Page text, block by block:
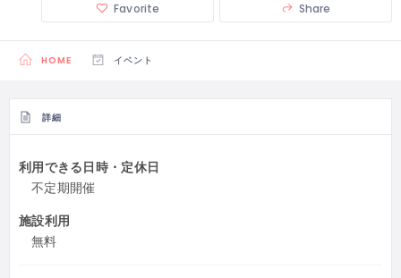
Favorite Share
HOME イベント
詳細
利用できる日時・定休日
不定期開催
施設利用
無料